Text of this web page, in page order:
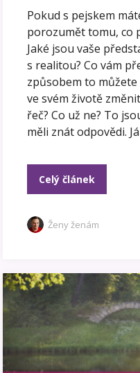
Pokud s pejskem
porozumět tomu, co
Jaké jsou vaše
s realitou? Co vám
způsobem to
ve svém životě
řeč? Co už ne? To
měli znát odpovědi.
Celý článek
Ženy ženám